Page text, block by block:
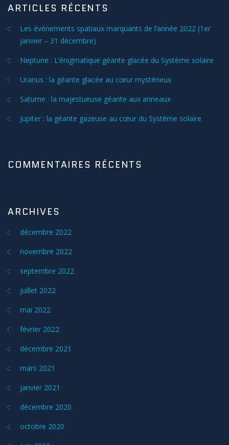
ARTICLES RÉCENTS
Les événements spatiaux marquants de l’année 2022 (1er
janvier – 31 décembre)
Neptune : L’énigmatique géante glacée du Système solaire
Uranus : la géante glacée au cœur mystérieux
Saturne : la majestueuse géante aux anneaux
Jupiter : la géante gazeuse au cœur du Système solaire
COMMENTAIRES RÉCENTS
ARCHIVES
décembre 2022
novembre 2022
septembre 2022
juillet 2022
mai 2022
février 2022
décembre 2021
mars 2021
janvier 2021
décembre 2020
octobre 2020